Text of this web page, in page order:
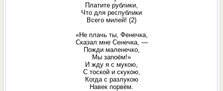
Платите рублики,
Что для республики
Всего милей! (2)
«Не плачь ты, Фенечка,
Сказал мне Сенечка, —
Пожди маленечко,
Мы запоём!»
И жду я с мукою,
С тоской и скукою,
Когда с разлукою
Навек порвём.